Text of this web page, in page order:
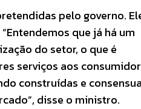
pelo governo.
que já há um
do setor, o que é
serviços aos
construídas e
disse o ministro.